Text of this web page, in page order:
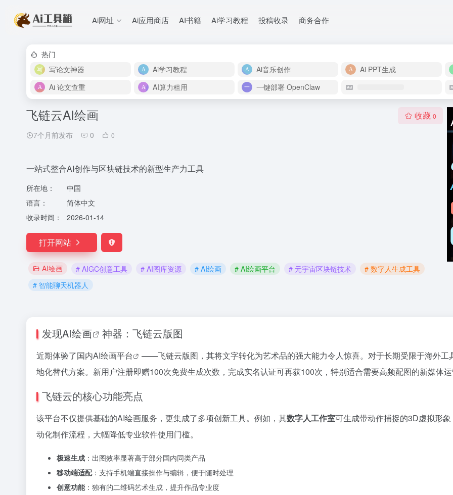
Ai网址 Ai应用商店 AI书籍 Ai学习教程 投稿收录 商务合作
热门
写论文神器
Ai学习教程 Ai音乐创作
Ai PPT生成
Ai 论文查重
AI算力租用 一键部署 OpenClaw
飞链云AI绘画
7个月前发布 0 0
收藏 0
一站式整合AI创作与区块链技术的新型生产力工具
所在地：
中国
语言：
简体中文
收录时间：
2026-01-14
打开网站
AI绘画 # AIGC创意工具 # AI图库资源 # AI绘画 # AI绘画平台 # 元宇宙区块链技术
# 数字人生成工具
# 智能聊天机器人
发现AI绘画 神器：飞链云版图
近期体验了国内AI绘画平台
——飞链云版图，其将文字转化为艺术品的强大能力令人惊喜。对于长期受限于海外工
地化替代方案。新用户注册即赠100次免费生成次数，完成实名认证可再获100次，特别适合需要高频配图的新媒体
飞链云的核心功能亮点
该平台不仅提供基础的AI绘画服务，更集成了多项创新工具。例如，其数字人工作室可生成带动作捕捉的3D虚拟形
动化制作流程，大幅降低专业软件使用门槛。
极速生成 ：出图效率显著高于部分国内同类产品
移动端适配：支持手机端直接操作与编辑，便于随时处理
创意功能：独有的二维码艺术生成，提升作品专业度